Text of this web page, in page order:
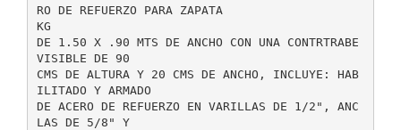
RO DE REFUERZO PARA ZAPATA
KG
DE 1.50 X .90 MTS DE ANCHO CON UNA CONTRTRABE
VISIBLE DE 90
CMS DE ALTURA Y 20 CMS DE ANCHO, INCLUYE: HAB
ILITADO Y ARMADO
DE ACERO DE REFUERZO EN VARILLAS DE 1/2", ANC
LAS DE 5/8" Y